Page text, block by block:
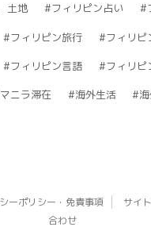
土地 フィリピン占い
フィリピン旅行 フィリピ
フィリピン言語 フィリピ
マニラ滞在 海外生活
ーポリシー・免責事項 サイ
合わせ